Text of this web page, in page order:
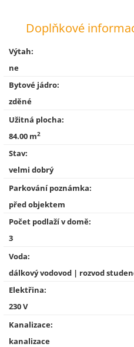
Doplňkové
Výtah:
ne
Bytové jádro:
zděné
Užitná plocha:
84.00 m2
Stav:
velmi dobrý
Parkování poznámka:
před objektem
Počet podlaží v domě:
3
Voda:
dálkový vodovod | rozvod
Elektřina:
230 V
Kanalizace:
kanalizace